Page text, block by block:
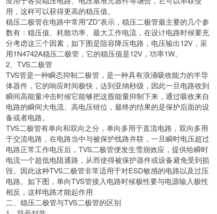
用，这样可以获得更高的稳压值。
稳压二极管在电路中常用”ZD”表示，稳压二极管最主要的几个参
数有：稳压值、耗散功率、最大工作电流，在设计电路时候要充
分考虑这三个因素，如下图是阻容降压电路，电压输出12V，采
用1N4742A稳压二极管，它的稳压值是12V，功率1W。
2、TVS二极管
TVS管是一种瞬态抑制二极管，是一种具有浪涌吸收能力的半导
体器件，它的响应时间极快，达到亚纳秒级，因此一旦电路收到
瞬间高能量冲击时候它能够把这股能量抑制下来，通过吸收来自
电路的瞬间大电流、高电压钳位，最终的结果的是保护后面的设
备或者电路。
TVS二极管有单向和双向之分，单向多用于直流电路，双向多用
于交流电路，在电路当中与被保护线路并联，一旦瞬时电压超过
电路正常工作电压后，TVS二极管便发生雪崩效应，提供给瞬时
电流一个超低电阻通路，从而使得被保护器件或设备避免受到损
毁。因此这种TVS二极管非常适用于对ESD敏感的电路以及过压
电路。如下图，单向TVS管接入电路时候极性要与电源输入极性
相反，这样电路才能起作用
二、稳压二极管与TVS二极管的区别